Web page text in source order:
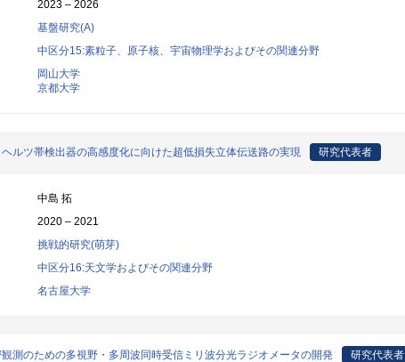
2023 – 2026
基盤研究(A)
中区分15:素粒子、原子核、宇宙物理学およびその関連分野
岡山大学
京都大学
ルツ帯検出器の高感度化に向けた超低損失立体伝送路の実現 研究代表者
中島 拓
2020 – 2021
挑戦的研究(萌芽)
中区分16:天文学およびその関連分野
名古屋大学
測のための多視野・多周波同時受信ミリ波分光ラジオメータの開発 研究代表者